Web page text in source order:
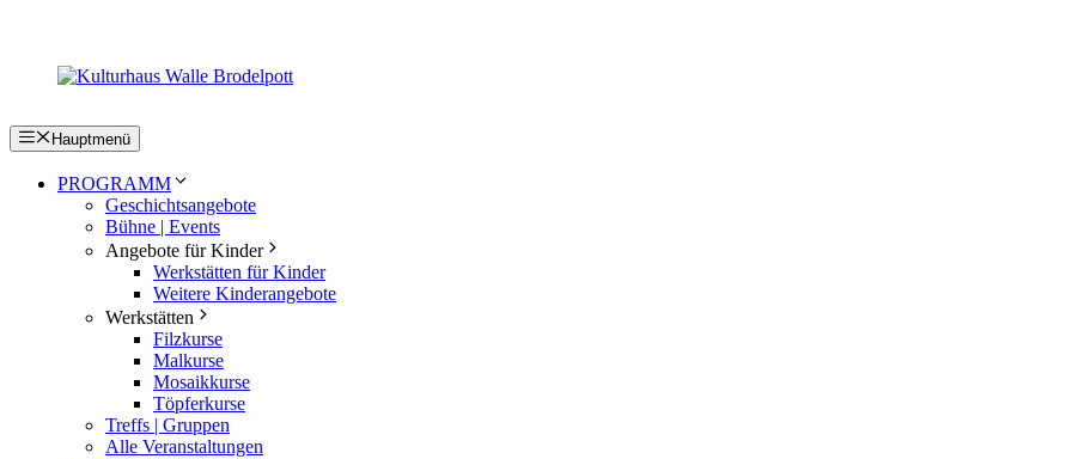
springen
Hauptmenü
PROGRAMM
Geschichtsangebote
Bühne | Events
Angebote für Kinder
Werkstätten für Kinder
Weitere Kinderangebote
Werkstätten
Filzkurse
Malkurse
Mosaikkurse
Töpferkurse
Treffs | Gruppen
Alle Veranstaltungen